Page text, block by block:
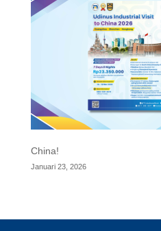
China!
Januari 23, 2026